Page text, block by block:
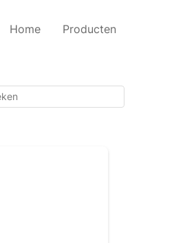
Home Producten